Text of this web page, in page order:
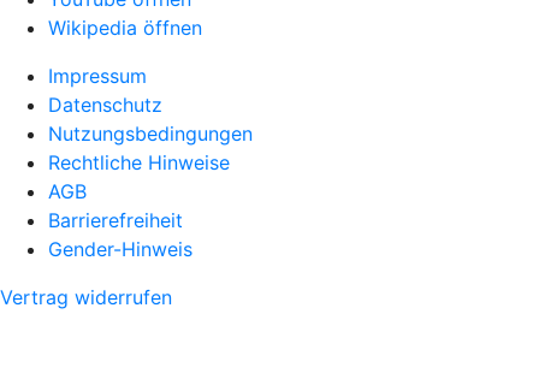
Wikipedia öffnen
Impressum
Datenschutz
Nutzungsbedingungen
Rechtliche Hinweise
AGB
Barrierefreiheit
Gender-Hinweis
Vertrag widerrufen